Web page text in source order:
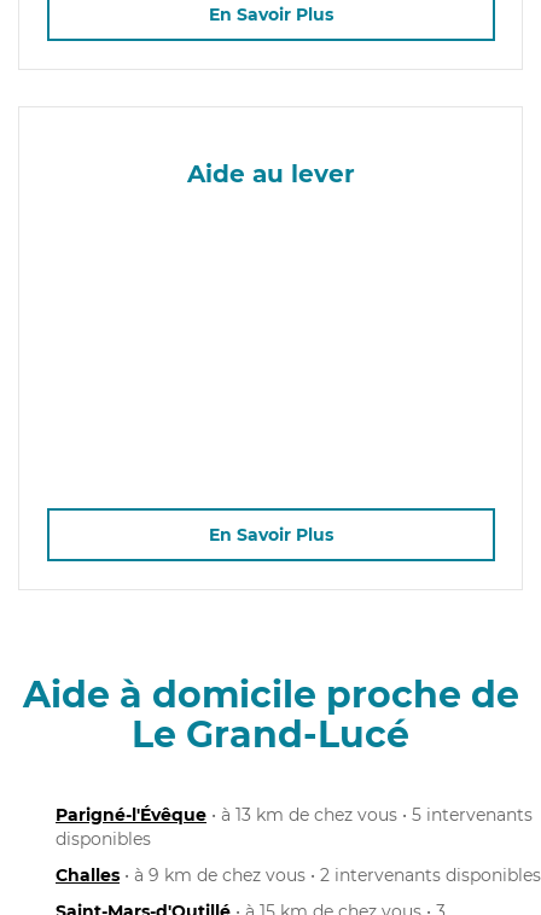
En Savoir Plus
Aide au lever
En Savoir Plus
Aide à domicile proche de
Le Grand-Lucé
Parigné-l'Évêque • à 13 km de chez vous • 5 intervenants
disponibles
Challes • à 9 km de chez vous • 2 intervenants disponibles